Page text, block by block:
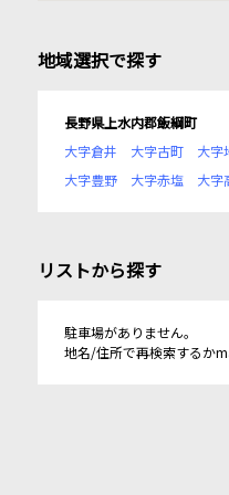
地域選択で探す
長野県上水内郡飯綱町
大字倉井
大字古町 大字
大字豊野
大字赤塩 大字
リストから探す
駐車場がありません。
地名/住所で再検索するか